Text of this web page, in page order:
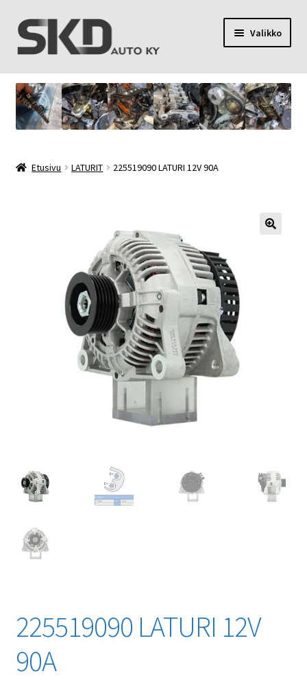
Siirry
navigointiin
Siirry
sisältöön
Valikko
SKD Auto Ky
Toimitusehdot
Tietosuojaseloste
Etusivu LATURIT 225519090 LATURI 12V 90A
225519090 LATURI 12V
90A